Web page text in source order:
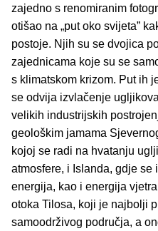
zajedno s renomiranim
otišao na „put oko svijeta”
postoje. Njih su se dvojica
zajednicama koje su se
s klimatskom krizom. Put ih
se odvija izvlačenje
velikih industrijskih
geološkim jamama
kojoj se radi na hvatanju
atmosfere, i Islanda, gdje se
energija, kao i energija
otoka Tilosa, koji je najbolji
samoodrživog područja, a